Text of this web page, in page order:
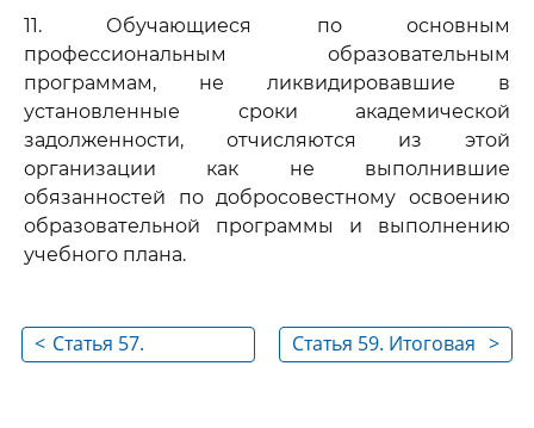
11. Обучающиеся по основным
профессиональным образовательным
программам, не ликвидировавшие в
установленные сроки академической
задолженности, отчисляются из этой
организации как не выполнившие
обязанностей по добросовестному освоению
образовательной программы и выполнению
учебного плана.
< Статья 57.
>
Статья 59. Итоговая